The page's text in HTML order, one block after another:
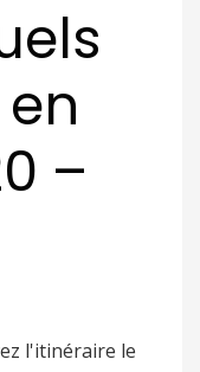
–
l'itinéraire le